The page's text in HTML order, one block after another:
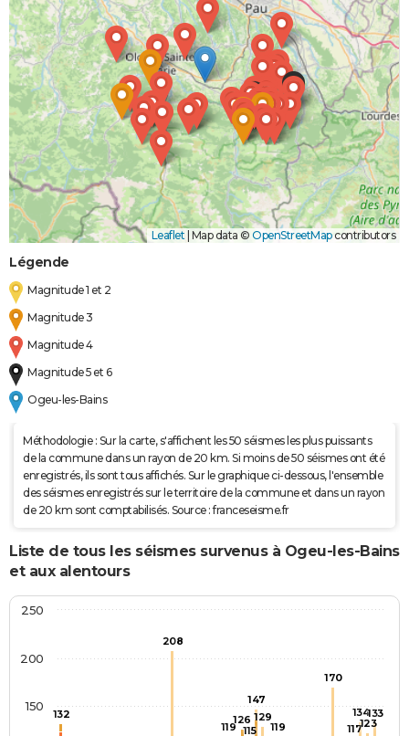
Boue
Leaflet | Map data © OpenStreetMapcontributors
Légende
Magnitude 1 et 2
Magnitude 3
Magnitude 4
Magnitude 5 et 6
Ogeu-les-Bains
Méthodologie : Sur la carte, s'affichent les 50 séismes les plus puissants
de la commune dans un rayon de 20 km. Si moins de 50 séismes ont été
enregistrés, ils sont tous affichés. Sur le graphique ci-dessous, l'ensemble
des séismes enregistrés sur le territoire de la commune et dans un rayon
de 20 km sont comptabilisés. Source : franceseisme.fr
Liste de tous les séismes survenus à Ogeu-les-Bains
et aux alentours
132
208
119
126
115
147
129
119
170
117
134
123
133
150
200
250